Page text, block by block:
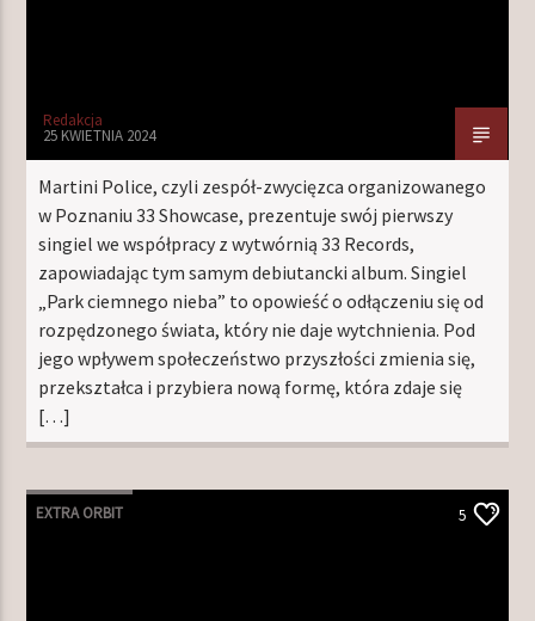
Redakcja
25 KWIETNIA 2024
Martini Police, czyli zespół-zwycięzca organizowanego
w Poznaniu 33 Showcase, prezentuje swój pierwszy
singiel we współpracy z wytwórnią 33 Records,
zapowiadając tym samym debiutancki album. Singiel
„Park ciemnego nieba” to opowieść o odłączeniu się od
rozpędzonego świata, który nie daje wytchnienia. Pod
jego wpływem społeczeństwo przyszłości zmienia się,
przekształca i przybiera nową formę, która zdaje się
[…]
EXTRA ORBIT 5